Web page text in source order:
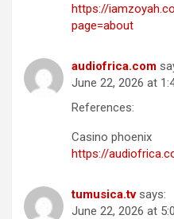
https://
page=about
audiofrica.com
June 22, 2026 at
References:
Casino phoenix
https://
tumusica.tv says:
June 22, 2026 at